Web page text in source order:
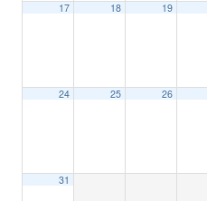
17 18 19
24 25 26
31